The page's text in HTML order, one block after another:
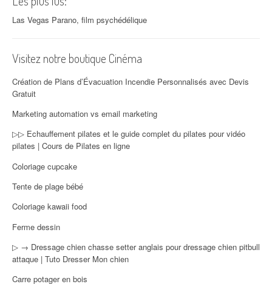
Las Vegas Parano, film psychédélique
Visitez notre boutique Cinéma
Création de Plans d’Évacuation Incendie Personnalisés avec Devis
Gratuit
Marketing automation vs email marketing
▷▷ Echauffement pilates et le guide complet du pilates pour vidéo
pilates | Cours de Pilates en ligne
Coloriage cupcake
Tente de plage bébé
Coloriage kawaii food
Ferme dessin
▷ → Dressage chien chasse setter anglais pour dressage chien pitbull
attaque | Tuto Dresser Mon chien
Carre potager en bois